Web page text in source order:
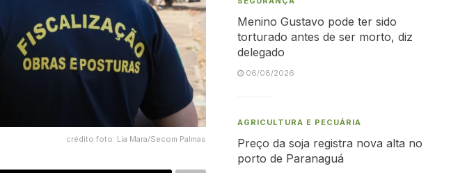
crédito foto: Lia Mara/Secom Palmas
Menino Gustavo pode ter sido
torturado antes de ser morto, diz
delegado
06/08/2026
AGRICULTURA E PECUÁRIA
Preço da soja registra nova alta no
porto de Paranaguá